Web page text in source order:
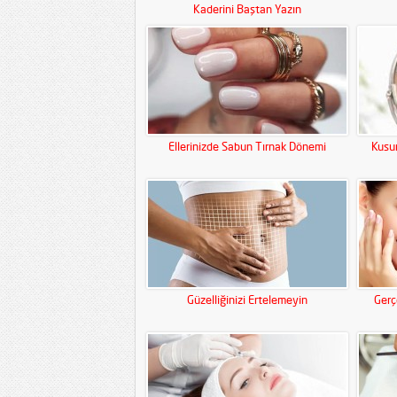
Kaderini Baştan Yazın
Ellerinizde Sabun Tırnak Dönemi
Güzelliğinizi Ertelemeyin